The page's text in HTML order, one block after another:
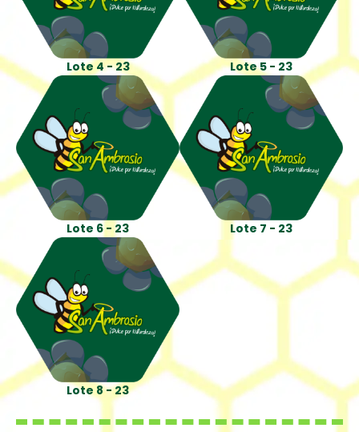
Lote 4 - 23 Lote 5 - 23
Lote 6 - 23 Lote 7 - 23
Lote 8 - 23